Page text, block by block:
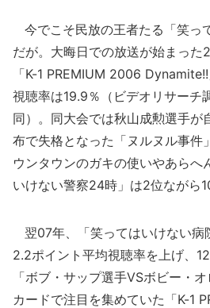
今でこそ民放の王者たる「笑っ
だが。大晦日での放送が始まっ
「K-1 PREMIUM 2006
視聴率は19.9％（ビデオリサーチ
同）。同大会では秋山成勲選手が
布で失格となった「ヌルヌル事件
ウンタウンのガキの使いやあらへ
いけない警察24時」は2位ながら
翌07年、「笑ってはいけない病
2.2ポイント平均視聴率を上げ、
「ボブ・サップ選手VSボビー・
カードで注目を集めていた「K-1